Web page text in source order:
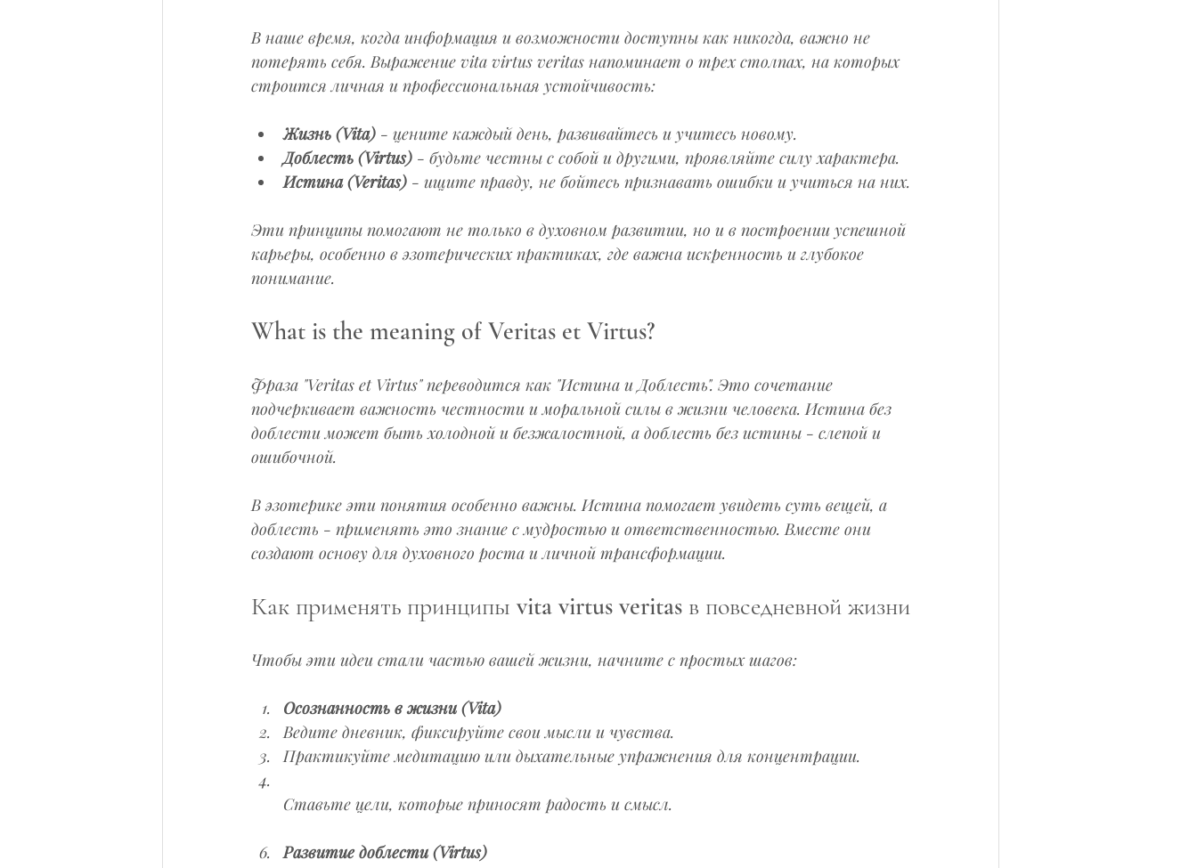
В наше время, когда информация и возможности доступны как никогда, важно не
потерять себя. Выражение vita virtus veritas напоминает о трех столпах, на которых
строится личная и профессиональная устойчивость:
Жизнь (Vita) - цените каждый день, развивайтесь и учитесь новому.
Доблесть (Virtus) - будьте честны с собой и другими, проявляйте силу характера.
Истина (Veritas) - ищите правду, не бойтесь признавать ошибки и учиться на них.
Эти принципы помогают не только в духовном развитии, но и в построении успешной
карьеры, особенно в эзотерических практиках, где важна искренность и глубокое
понимание.
What is the meaning of Veritas et Virtus?
Фраза "Veritas et Virtus" переводится как "Истина и Доблесть". Это сочетание
подчеркивает важность честности и моральной силы в жизни человека. Истина без
доблести может быть холодной и безжалостной, а доблесть без истины - слепой и
ошибочной.
В эзотерике эти понятия особенно важны. Истина помогает увидеть суть вещей, а
доблесть - применять это знание с мудростью и ответственностью. Вместе они
создают основу для духовного роста и личной трансформации.
Как применять принципы vita virtus veritas в повседневной жизни
Чтобы эти идеи стали частью вашей жизни, начните с простых шагов:
Осознанность в жизни (Vita)
Ведите дневник, фиксируйте свои мысли и чувства.
Практикуйте медитацию или дыхательные упражнения для концентрации.
Ставьте цели, которые приносят радость и смысл.
Развитие доблести (Virtus)